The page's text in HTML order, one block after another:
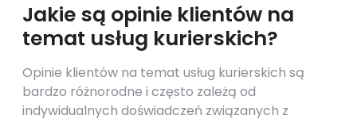
Jakie są opinie klientów na
temat usług kurierskich?
Opinie klientów na temat usług kurierskich są
bardzo różnorodne i często zależą od
indywidualnych doświadczeń związanych z